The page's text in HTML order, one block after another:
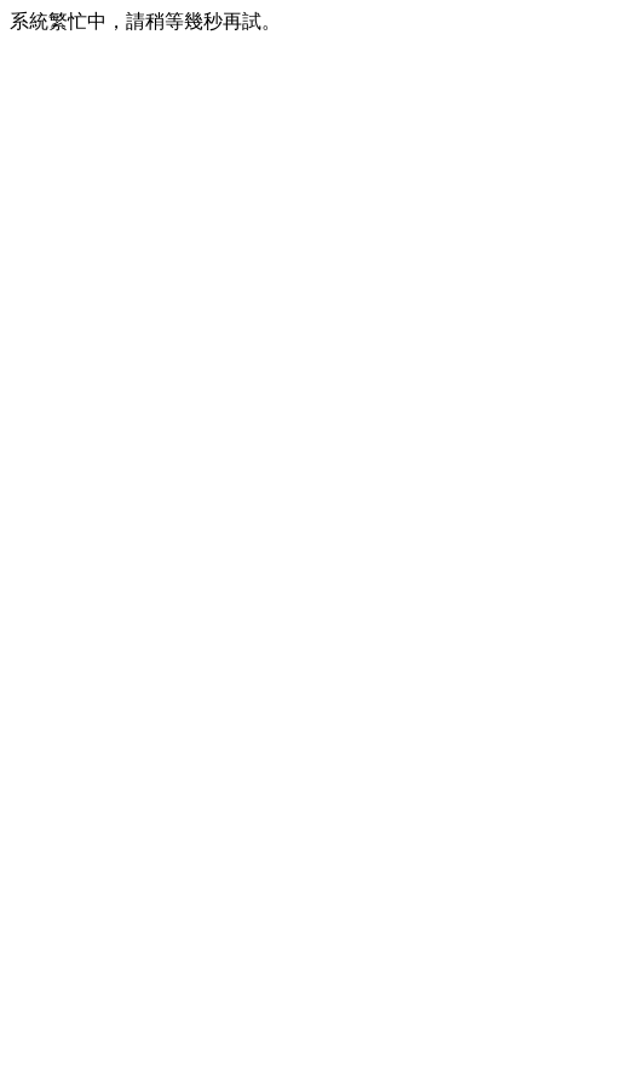
系統繁忙中，請稍等幾秒再試。